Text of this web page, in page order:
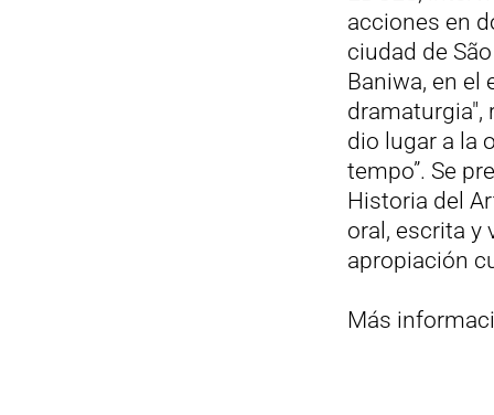
acciones en
ciudad de
Baniwa, en el
dramaturgia",
dio lugar a la
tempo”. Se
Historia del
oral, escrita y
apropiación
Más